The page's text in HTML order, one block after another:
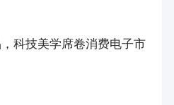
科技美学席卷消费电子市